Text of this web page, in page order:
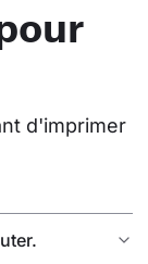
d'imprimer